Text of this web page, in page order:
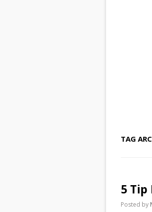
TAG
5
Posted by